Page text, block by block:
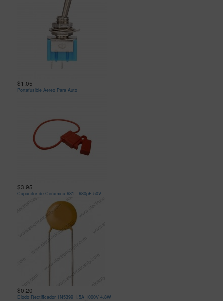
$1.05
Portafusible Aereo Para Auto
$3.95
Capacitor de Ceramica 681 - 680pF 50V
$0.20
Diodo Rectificador 1N5399 1.5A 1000V 4.8W